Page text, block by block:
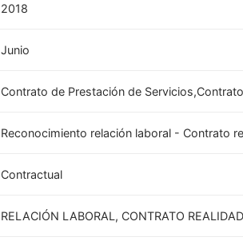
2018
Junio
Contrato de Prestación de
Reconocimiento relación laboral - Contrato
Contractual
RELACIÓN LABORAL, CONTRATO